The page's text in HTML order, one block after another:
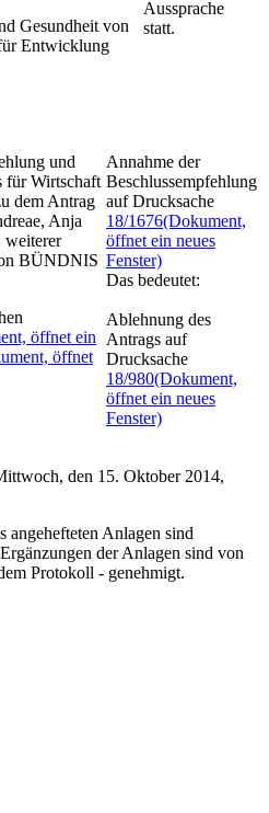
Gesundheit von
Entwicklung
Aussprache
statt.
und
für Wirtschaft
dem Antrag
Anja
BÜNDNIS
öffnet ein
öffnet
Annahme der
Beschlussempfehlung
auf Drucksache
18/1676(Dokument,
öffnet ein neues
Fenster)
Das bedeutet:
Ablehnung des
Antrags auf
Drucksache
18/980(Dokument,
öffnet ein neues
Fenster)
den 15. Oktober 2014,
Anlagen sind
der Anlagen sind von
Protokoll - genehmigt.